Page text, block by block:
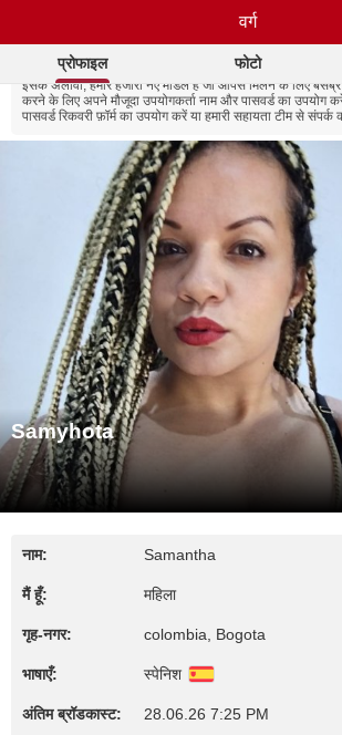
Samyhota
टोकन पहले से बहुत सस्ते हो गए हैं!
इसके अलावा, हमारे हजारों नए मॉडल हैं जो आपसे मिलने के लिए
करने के लिए अपने मौजूदा उपयोगकर्ता नाम और पासवर्ड का उपयोग
पासवर्ड रिकवरी फ़ॉर्म का उपयोग करें या हमारी सहायता टीम से संपर्क
प्रोफाइल फोटो
Samyhota
नाम: Samantha
मैं हूँ: महिला
गृह‑नगर: colombia, Bogota
भाषाएँ: स्पेनिश
अंतिम ब्रॉडकास्ट: 28.06.26 7:25 PM
वर्ग